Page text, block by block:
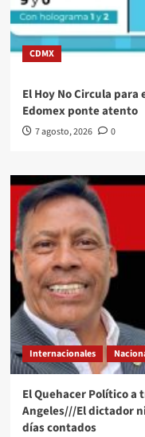
CDMX
El Hoy No Circula para
Edomex ponte atento
7 agosto, 2026 0
Internacionales
El Quehacer Político
Angeles///El dictador
días contados